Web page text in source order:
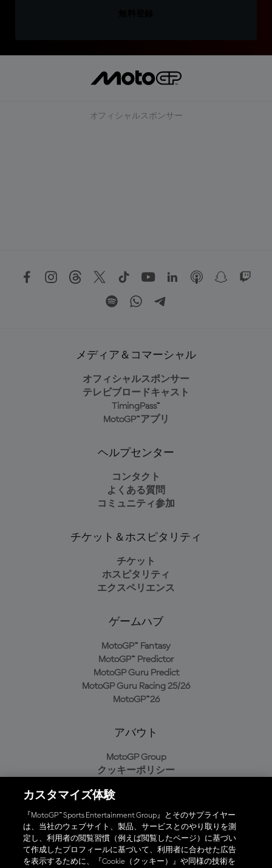
オフィシャルスポンサー
メディア＆コマーシャル
オフィシャルスポンサー
テレビブロードキャスト
TimingPass™
MotoGP™アプリ
ヘルプセンター
コンタクト
よくある質問
コミュニティ参加
チケット＆ホスピタリティ
チケット
ホスピタリティ
エクスペリエンス
ゲームハブ
MotoGP™ Fantasy
MotoGP™ Predictor
MotoGP Guru Predict
MotoGP Guru Racing 25/26
MotoGP™26
アバウト
MotoGP Group
クッキーポリシー
プライバシーポリシー
購入ポリシー
オフィシャルアプリ
カスタマイズ体験
『MotoGP™ Sports Entertainment Group』とそのサプライヤー
は、当社のウェブサイト、製品、サービスとのやり取りを測
定し、利用者の閲覧習慣（例えば閲覧したページ）に基づい
て作成したプロフィールに基づいて、利用者に合わせた広告
を表示するために、『Cookie（クッキー）』や同様の技術を